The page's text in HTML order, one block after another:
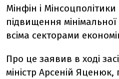
Мінфін і
підвищення
всіма секторами
Про це заявив в ході
міністр Арсеній Яценюк,